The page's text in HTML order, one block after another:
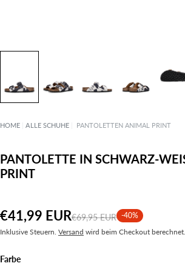
HOME ALLE SCHUHE PANTOLETTEN ANIMAL PRINT
PANTOLETTE IN SCHWARZ-
RINT
€41,99 EUR€69,95 EUR -40%
Inklusive Steuern. Versand wird beim Checkout berechnet.
Farbe